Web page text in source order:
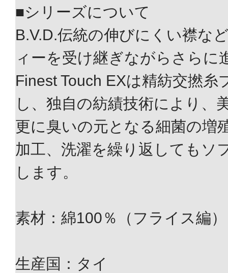
■シリーズについて
B.V.D.伝統の伸びにくい襟な
ィーを受け継ぎながらさらに
Finest Touch EXは精紡交撚糸
し、独自の紡績技術により、
更に臭いの元となる細菌の増
加工、洗濯を繰り返してもソ
します。
素材：綿100％（フライス編）
生産国：タイ